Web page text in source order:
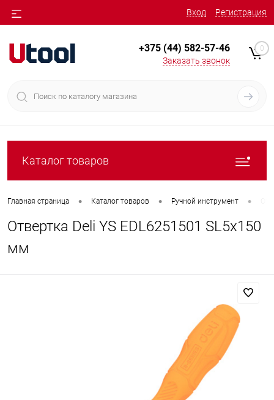
Вход Регистрация
+375 (44) 582-57-46
Заказать звонок
0
Каталог товаров
Главная страница • Каталог товаров • Ручной инструмент •
Отвертка Deli YS EDL6251501 SL5x150
мм